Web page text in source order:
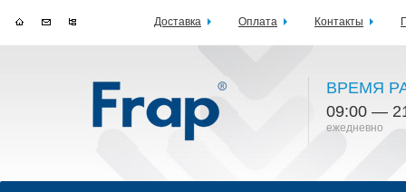
ВРЕМЯ
09:00 —
ежедневно
Доставка Оплата Контакты